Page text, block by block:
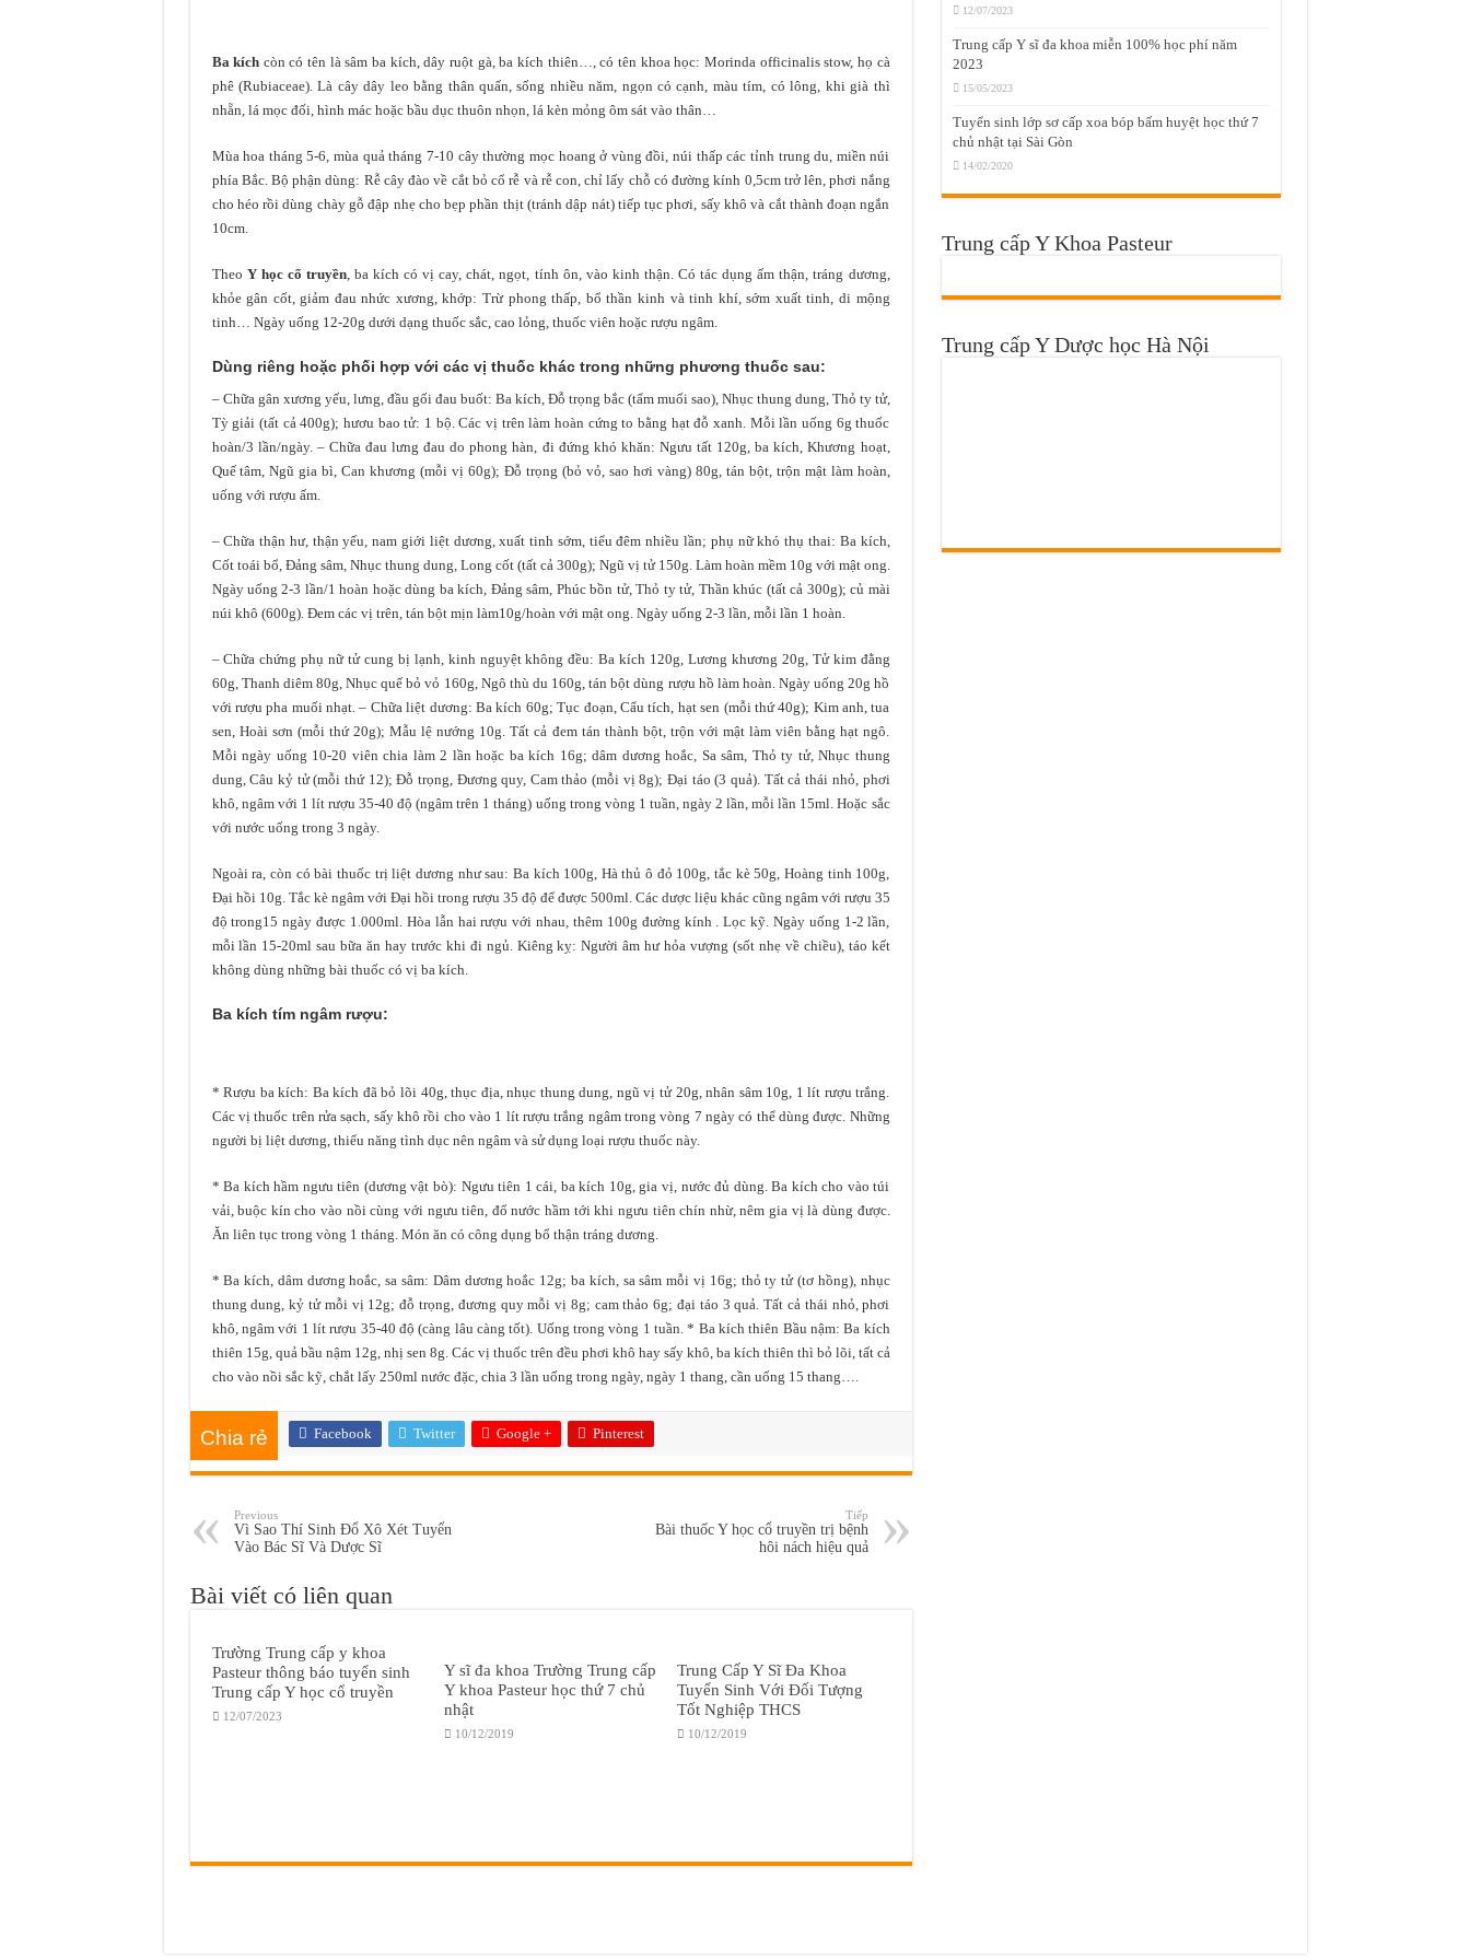
Ba kích còn có tên là sâm ba kích, dây ruột gà, ba kích thiên…, có tên khoa học: Morinda officinalis stow, họ cà
phê (Rubiaceae). Là cây dây leo bằng thân quấn, sống nhiều năm, ngọn có cạnh, màu tím, có lông, khi già thì
nhẵn, lá mọc đối, hình mác hoặc bầu dục thuôn nhọn, lá kèn mỏng ôm sát vào thân…
Mùa hoa tháng 5-6, mùa quả tháng 7-10 cây thường mọc hoang ở vùng đồi, núi thấp các tỉnh trung du, miền núi
phía Bắc. Bộ phận dùng: Rễ cây đào về cắt bỏ cổ rễ và rễ con, chỉ lấy chỗ có đường kính 0,5cm trở lên, phơi nắng
cho héo rồi dùng chày gỗ đập nhẹ cho bẹp phần thịt (tránh dập nát) tiếp tục phơi, sấy khô và cắt thành đoạn ngắn
10cm.
Theo Y học cổ truyền, ba kích có vị cay, chát, ngọt, tính ôn, vào kinh thận. Có tác dụng ấm thận, tráng dương,
khỏe gân cốt, giảm đau nhức xương, khớp: Trừ phong thấp, bổ thần kinh và tinh khí, sớm xuất tinh, di mộng
tinh… Ngày uống 12-20g dưới dạng thuốc sắc, cao lỏng, thuốc viên hoặc rượu ngâm.
Dùng riêng hoặc phối hợp với các vị thuốc khác trong những phương thuốc sau:
– Chữa gân xương yếu, lưng, đầu gối đau buốt: Ba kích, Đỗ trọng bắc (tẩm muối sao), Nhục thung dung, Thỏ ty tử,
Tỳ giải (tất cả 400g); hươu bao tử: 1 bộ. Các vị trên làm hoàn cứng to bằng hạt đỗ xanh. Mỗi lần uống 6g thuốc
hoàn/3 lần/ngày. – Chữa đau lưng đau do phong hàn, đi đứng khó khăn: Ngưu tất 120g, ba kích, Khương hoạt,
Quế tâm, Ngũ gia bì, Can khương (mỗi vị 60g); Đỗ trọng (bỏ vỏ, sao hơi vàng) 80g, tán bột, trộn mật làm hoàn,
uống với rượu ấm.
– Chữa thận hư, thận yếu, nam giới liệt dương, xuất tinh sớm, tiểu đêm nhiều lần; phụ nữ khó thụ thai: Ba kích,
Cốt toái bổ, Đảng sâm, Nhục thung dung, Long cốt (tất cả 300g); Ngũ vị tử 150g. Làm hoàn mềm 10g với mật ong.
Ngày uống 2-3 lần/1 hoàn hoặc dùng ba kích, Đảng sâm, Phúc bồn tử, Thỏ ty tử, Thần khúc (tất cả 300g); củ mài
núi khô (600g). Đem các vị trên, tán bột mịn làm10g/hoàn với mật ong. Ngày uống 2-3 lần, mỗi lần 1 hoàn.
– Chữa chứng phụ nữ tử cung bị lạnh, kinh nguyệt không đều: Ba kích 120g, Lương khương 20g, Tử kim đằng
60g, Thanh diêm 80g, Nhục quế bỏ vỏ 160g, Ngô thù du 160g, tán bột dùng rượu hồ làm hoàn. Ngày uống 20g hồ
với rượu pha muối nhạt. – Chữa liệt dương: Ba kích 60g; Tục đoạn, Cẩu tích, hạt sen (mỗi thứ 40g); Kim anh, tua
sen, Hoài sơn (mỗi thứ 20g); Mẫu lệ nướng 10g. Tất cả đem tán thành bột, trộn với mật làm viên bằng hạt ngô.
Mỗi ngày uống 10-20 viên chia làm 2 lần hoặc ba kích 16g; dâm dương hoắc, Sa sâm, Thỏ ty tử, Nhục thung
dung, Câu kỷ tử (mỗi thứ 12); Đỗ trọng, Đương quy, Cam thảo (mỗi vị 8g); Đại táo (3 quả). Tất cả thái nhỏ, phơi
khô, ngâm với 1 lít rượu 35-40 độ (ngâm trên 1 tháng) uống trong vòng 1 tuần, ngày 2 lần, mỗi lần 15ml. Hoặc sắc
với nước uống trong 3 ngày.
Ngoài ra, còn có bài thuốc trị liệt dương như sau: Ba kích 100g, Hà thủ ô đỏ 100g, tắc kè 50g, Hoàng tinh 100g,
Đại hồi 10g. Tắc kè ngâm với Đại hồi trong rượu 35 độ để được 500ml. Các dược liệu khác cũng ngâm với rượu 35
độ trong15 ngày được 1.000ml. Hòa lẫn hai rượu với nhau, thêm 100g đường kính . Lọc kỹ. Ngày uống 1-2 lần,
mỗi lần 15-20ml sau bữa ăn hay trước khi đi ngủ. Kiêng kỵ: Người âm hư hỏa vượng (sốt nhẹ về chiều), táo kết
không dùng những bài thuốc có vị ba kích.
Ba kích tím ngâm rượu:
* Rượu ba kích: Ba kích đã bỏ lõi 40g, thục địa, nhục thung dung, ngũ vị tử 20g, nhân sâm 10g, 1 lít rượu trắng.
Các vị thuốc trên rửa sạch, sấy khô rồi cho vào 1 lít rượu trắng ngâm trong vòng 7 ngày có thể dùng được. Những
người bị liệt dương, thiểu năng tình dục nên ngâm và sử dụng loại rượu thuốc này.
* Ba kích hầm ngưu tiên (dương vật bò): Ngưu tiên 1 cái, ba kích 10g, gia vị, nước đủ dùng. Ba kích cho vào túi
vải, buộc kín cho vào nồi cùng với ngưu tiên, đổ nước hầm tới khi ngưu tiên chín nhừ, nêm gia vị là dùng được.
Ăn liên tục trong vòng 1 tháng. Món ăn có công dụng bổ thận tráng dương.
* Ba kích, dâm dương hoắc, sa sâm: Dâm dương hoắc 12g; ba kích, sa sâm mỗi vị 16g; thỏ ty tử (tơ hồng), nhục
thung dung, kỷ tử mỗi vị 12g; đỗ trọng, đương quy mỗi vị 8g; cam thảo 6g; đại táo 3 quả. Tất cả thái nhỏ, phơi
khô, ngâm với 1 lít rượu 35-40 độ (càng lâu càng tốt). Uống trong vòng 1 tuần. * Ba kích thiên Bầu nậm: Ba kích
thiên 15g, quả bầu nậm 12g, nhị sen 8g. Các vị thuốc trên đều phơi khô hay sấy khô, ba kích thiên thì bỏ lõi, tất cả
cho vào nồi sắc kỹ, chắt lấy 250ml nước đặc, chia 3 lần uống trong ngày, ngày 1 thang, cần uống 15 thang….
Chia rẻ Facebook Twitter Google + Pinterest
Previous
Vì Sao Thí Sinh Đổ Xô Xét Tuyển
Vào Bác Sĩ Và Dược Sĩ
Tiếp
Bài thuốc Y học cổ truyền trị bệnh
hôi nách hiệu quả
Bài viết có liên quan
Trường Trung cấp y khoa
Pasteur thông báo tuyển sinh
Trung cấp Y học cổ truyền
12/07/2023
Y sĩ đa khoa Trường Trung cấp
Y khoa Pasteur học thứ 7 chủ
nhật
10/12/2019
Trung Cấp Y Sĩ Đa Khoa
Tuyển Sinh Với Đối Tượng
Tốt Nghiệp THCS
10/12/2019
12/07/2023
Trung cấp Y sĩ đa khoa miễn 100% học phí năm
2023
15/05/2023
Tuyển sinh lớp sơ cấp xoa bóp bấm huyệt học thứ 7
chủ nhật tại Sài Gòn
14/02/2020
Trung cấp Y Khoa Pasteur
Trung cấp Y Dược học Hà Nội